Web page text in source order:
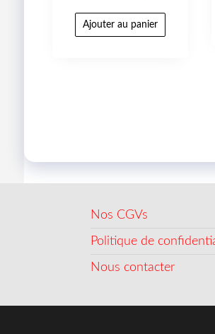
Ajouter au panier
Nos CGVs
Politique de
Nous contacter